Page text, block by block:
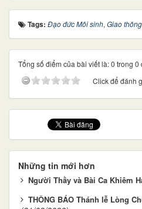
Tags: Đạo đức Môi sinh, Giao
Tổng số điểm của bài viết là: 0 trong 0
Click để đánh
Những tin mới hơn
Người Thầy và Bài Ca Khiêm
THÔNG BÁO Thánh lễ Lòng